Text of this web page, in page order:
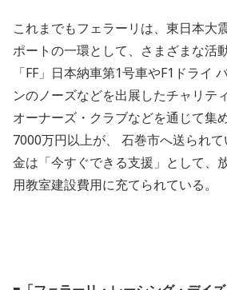
これまでもフェラーリは、東日本大
ポートの一環として、さまざまな活
「FF」日本納車第1号車やF1ドライ
ンのノーズなどを出展したチャリテ
オーナーズ・クラブなどを通じて集
7000万円以上が、 石巻市へ送られ
金は「今すぐできる支援」として、
用教室建設費用に充てられている。